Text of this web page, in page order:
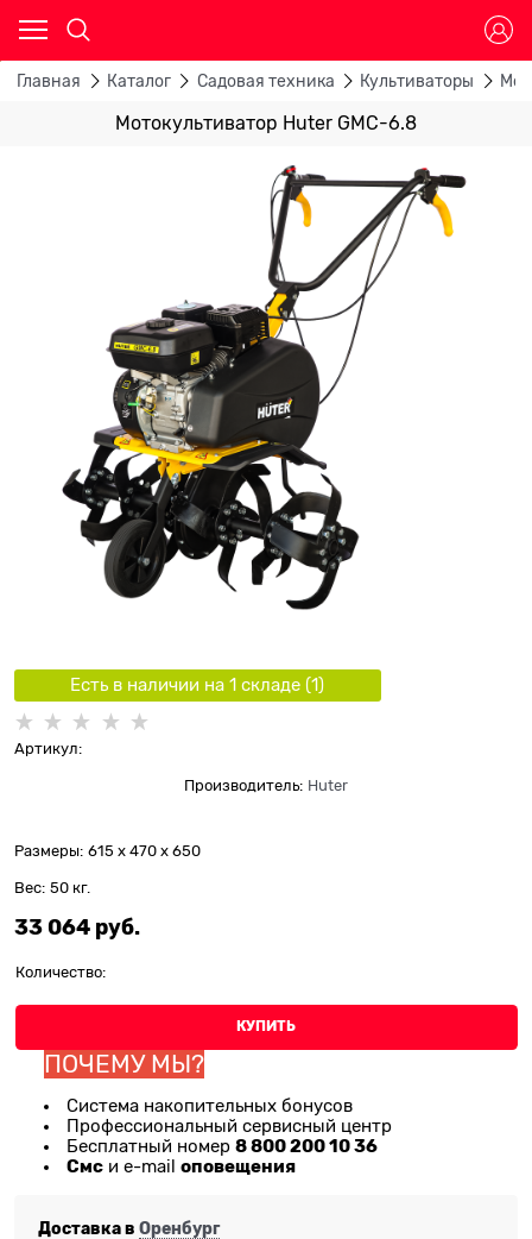
Главная Каталог Садовая техника Культиваторы
Мотокультиватор Huter GMC-6.8
Есть в наличии на 1 складe (1)
Артикул:
Производитель: Huter
Размеры: 615 x 470 x 650
Вес: 50 кг.
33 064 руб.
Количество:
КУПИТЬ
ПОЧЕМУ МЫ?
Система накопительных бонусов
Профессиональный сервисный центр
Бесплатный номер 8 800 200 10 36
Смс и e-mail оповещения
Доставка в Оренбург